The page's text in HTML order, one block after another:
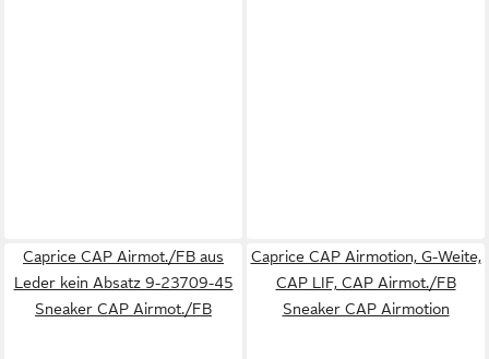
Caprice CAP Airmot./FB aus
Leder kein Absatz 9-23709-45
Sneaker CAP Airmot./FB
Caprice CAP Airmotion, G-Weite,
CAP LIF, CAP Airmot./FB
Sneaker CAP Airmotion